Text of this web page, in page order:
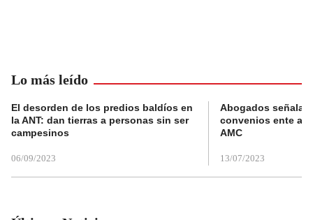
Lo más leído
El desorden de los predios baldíos en
la ANT: dan tierras a personas sin ser
campesinos
06/09/2023
Abogados
convenios ente
AMC
13/07/2023